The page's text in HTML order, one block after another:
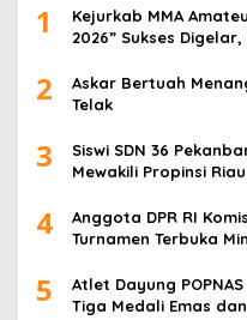
1
Kejurkab MMA
2026” Sukses
2
Askar Bertuah
Telak
3
Siswi SDN 36
Mewakili Propinsi
4
Anggota DPR RI
Turnamen Terbuka
5
Atlet Dayung
Tiga Medali Emas